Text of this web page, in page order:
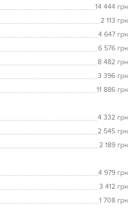
14 444 грн
2 113 грн
4 647 грн
6 576 грн
8 482 грн
3 396 грн
11 886 грн
4 332 грн
2 545 грн
2 189 грн
4 979 грн
3 412 грн
1 708 грн